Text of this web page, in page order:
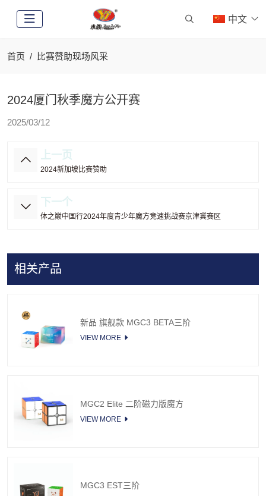
中文
首页 比赛赞助现场风采
2024厦门秋季魔方公开赛
2025/03/12
上一页
2024新加坡比赛赞助
下一个
体之巅中国行2024年度青少年魔方竞速挑战赛京津冀赛区
相关产品
新品 旗舰款 MGC3 BETA三阶
VIEW MORE
MGC2 Elite 二阶磁力版魔方
VIEW MORE
MGC3 EST三阶